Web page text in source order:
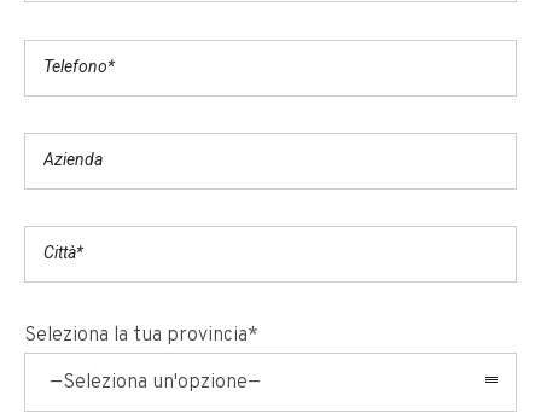
Seleziona la tua provincia*
—Seleziona un'opzione—